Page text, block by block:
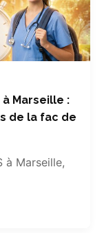
Marseille :
de la fac de
à Marseille,